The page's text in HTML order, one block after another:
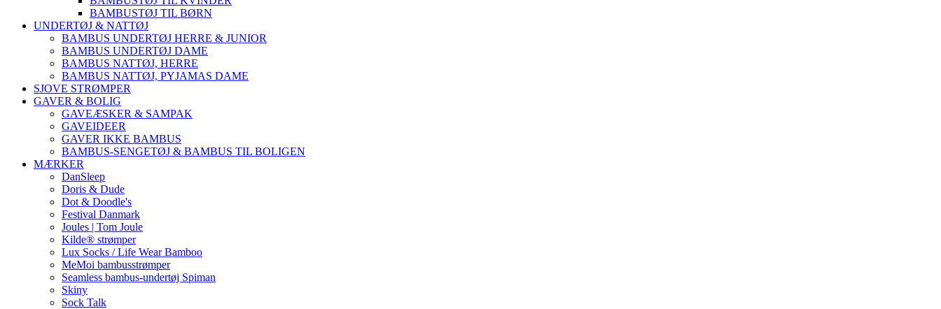
BAMBUSTØJ TIL BØRN
UNDERTØJ & NATTØJ
BAMBUS UNDERTØJ HERRE & JUNIOR
BAMBUS UNDERTØJ DAME
BAMBUS NATTØJ, HERRE
BAMBUS NATTØJ, PYJAMAS DAME
SJOVE STRØMPER
GAVER & BOLIG
GAVEÆSKER & SAMPAK
GAVEIDEER
GAVER IKKE BAMBUS
BAMBUS-SENGETØJ & BAMBUS TIL BOLIGEN
MÆRKER
DanSleep
Doris & Dude
Dot & Doodle's
Festival Danmark
Joules | Tom Joule
Kilde® strømper
Lux Socks / Life Wear Bamboo
MeMoi bambusstrømper
Seamless bambus-undertøj Spiman
Skiny
Sock Talk